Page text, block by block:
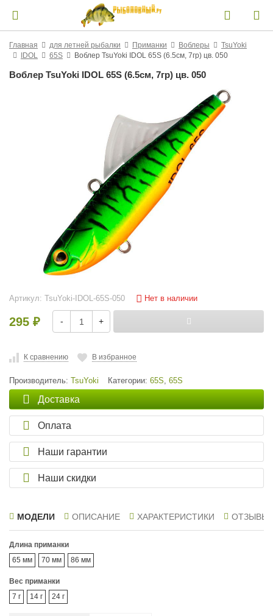
Главная для летней рыбалки Приманки Воблеры
TsuYoki
IDOL
65S Воблер TsuYoki IDOL 65S (6.5см, 7гр) цв. 050
Воблер TsuYoki IDOL 65S (6.5см, 7гр) цв. 050
Артикул: TsuYoki-IDOL-65S-050 Нет в наличии
295 ₽ - +
К сравнению В избранное
Производитель: TsuYoki Категории: 65S, 65S
Доставка
Оплата
Наши гарантии
Наши скидки
МОДЕЛИ ОПИСАНИЕ ХАРАКТЕРИСТИКИ ОТЗЫВЫ
Длина приманки
65 мм
70 мм 86 мм
Вес приманки
7 г
14 г 24 г